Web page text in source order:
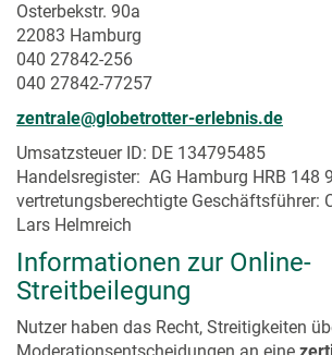
Osterbekstr. 90a
22083 Hamburg
040 27842-256
040 27842-77257
zentrale@globetrotter-erlebnis.de
Umsatzsteuer ID: DE 134795485
Handelsregister: AG Hamburg HRB 148
vertretungsberechtigte Geschäftsführer:
Lars Helmreich
Informationen zur Online-
Streitbeilegung
Nutzer haben das Recht, Streitigkeiten